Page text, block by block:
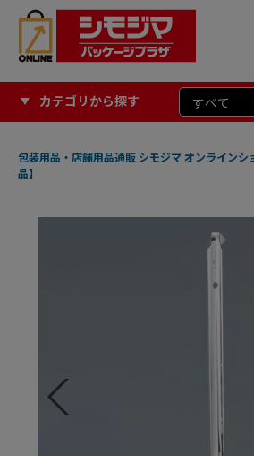
カテゴリから探す
包装用品・店舗用品通販 シモジマ オンラインシ
品】